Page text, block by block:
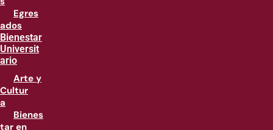
Egres
ados
Bienestar
Universit
ario
Arte y
Cultur
a
Bienes
tar en